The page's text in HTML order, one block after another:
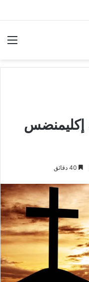
إكليمنضس